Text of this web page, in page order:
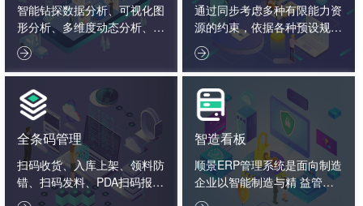
智能钻探数据分析、可视化图
形分析、多维度动态分析、数
据报表决策分析、企业大数据
分析。

通过同步考虑多种有限能力资
源的约束，依据各种预设规
则，通过系统化的智能化数学
算法，通过反复模拟、试探、
优化、计算，从而给出相对完
善的生产详细计划。

全条码管理
扫码收货、入库上架、领料防
错、扫码发料、PDA扫码报
工、入库标签打印、扫码出
智造看板
顺景ERP管理系统是面向制造
企业以智能制造与精 益管理
为核心的一体化管理软件，以